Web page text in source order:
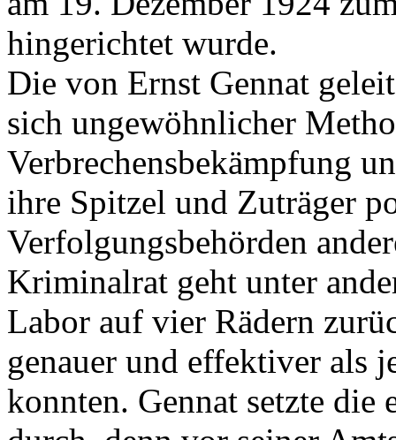
hingerichtet wurde.
Die von Ernst Gennat
sich ungewöhnlicher
Verbrechensbekämpfung
ihre Spitzel und Zuträger
Verfolgungsbehörden
Kriminalrat geht unter
Labor auf vier Rädern
genauer und effektiver als
konnten. Gennat setzte die